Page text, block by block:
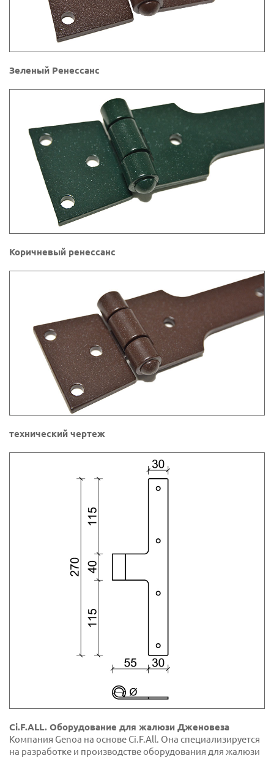
Зеленый Ренессанс
Коричневый ренессанс
технический чертеж
Ci.F.ALL. Оборудование для жалюзи Дженовеза
Компания Genoa на основе Ci.F.All. Она специализируется
на разработке и производстве оборудования для жалюзи